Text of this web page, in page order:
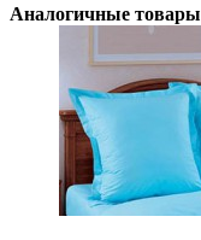
Аналогичные товары